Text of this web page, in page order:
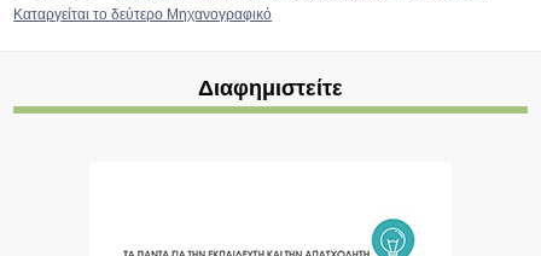
Καταργείται το δεύτερο Μηχανογραφικό
Διαφημιστείτε